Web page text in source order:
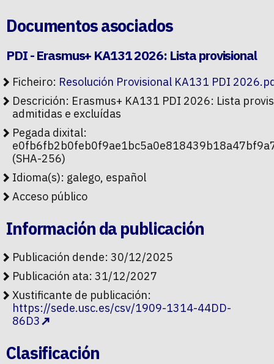
Documentos asociados
PDI - Erasmus+ KA131 2026: Lista provisional
Ficheiro: Resolución Provisional KA131 PDI
Descrición: Erasmus+ KA131 PDI 2026: Lista
admitidas e excluídas
Pegada dixital:
(SHA-256)
Idioma(s): galego, español
Acceso público
Información da publicación
Publicación dende: 30/12/2025
Publicación ata: 31/12/2027
Xustificante de publicación:
https://sede.usc.es/csv/1909-1314-44DD-
86D3
Clasificación